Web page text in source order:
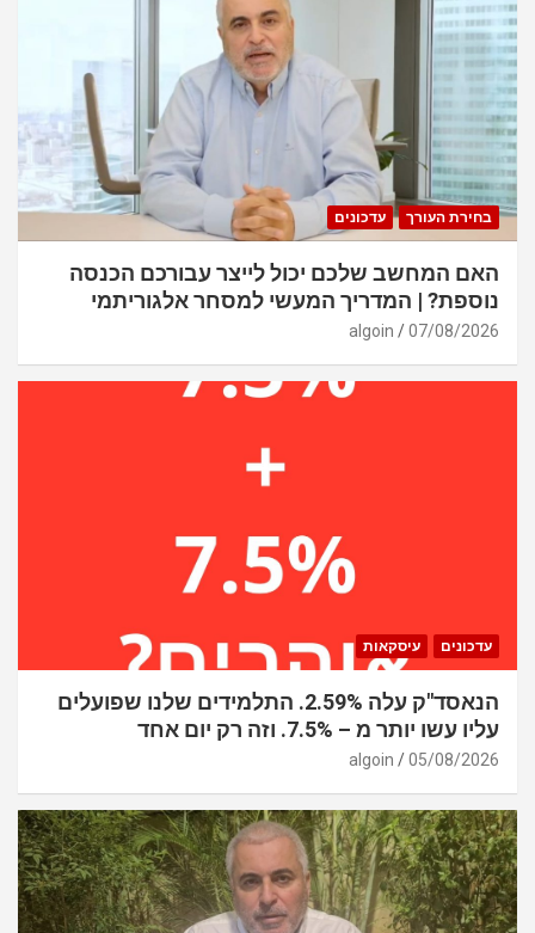
בחירת העורך עדכונים
האם המחשב שלכם יכול לייצר עבורכם הכנסה
נוספת? | המדריך המעשי למסחר אלגוריתמי
07/08/2026
algoin
עדכונים עיסקאות
הנאסד"ק עלה 2.59%. התלמידים שלנו שפועלים
עליו עשו יותר מ – 7.5%. וזה רק יום אחד
05/08/2026
algoin